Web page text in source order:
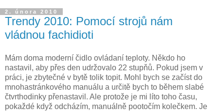
2. února 2010
Trendy 2010: Pomocí strojů nám
vládnou fachidioti
Mám doma moderní čidlo ovládaní teploty. Někdo ho
nastavil, aby přes den udržovalo 22 stupňů. Pokud jsem v
práci, je zbytečné v bytě tolik topit. Mohl bych se začíst do
mnohastránkového manuálu a určitě bych to během slabé
čtvrthodinky přenastavil. Ale protože je mi líto toho času,
pokaždé když odcházím, manuálně pootočím kolečkem. Je